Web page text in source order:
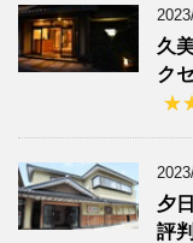
久
ク
夕
評